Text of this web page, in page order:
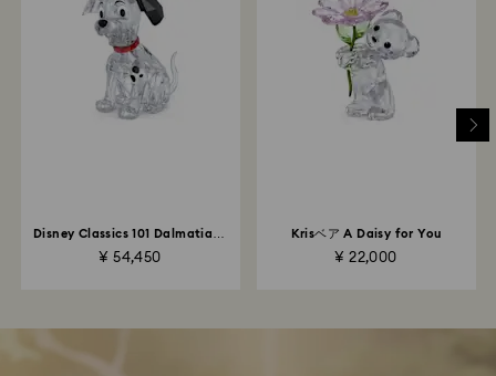
Disney Classics 101 Dalmatians
¥ 54,450
Krisベア A Daisy for You
¥ 22,000